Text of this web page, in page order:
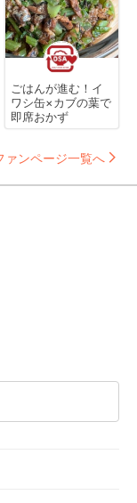
ごはんが進む！イ
ワシ缶×カブの葉で
即席おかず
ァンページ一覧へ